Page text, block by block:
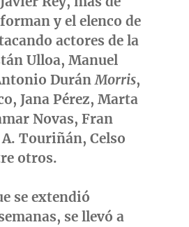
y el elenco de
actores de la
Ulloa, Manuel
DuránMorris,
, Jana Pérez, Marta
Novas, Fran
A. Touriñán, Celso
otros.
se extendió
se llevó a